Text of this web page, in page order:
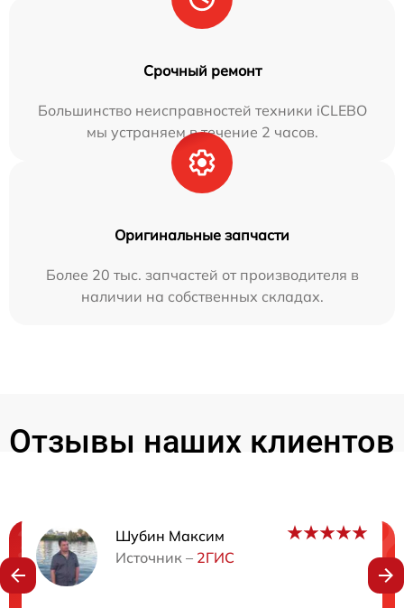
Срочный ремонт
Большинство неисправностей техники iCLEBO
мы устраняем в течение 2 часов.
Оригинальные запчасти
Более 20 тыс. запчастей от производителя в
наличии на собственных складах.
Отзывы наших клиентов
Шубин Максим
Источник – 2ГИС
Нужна консультация?